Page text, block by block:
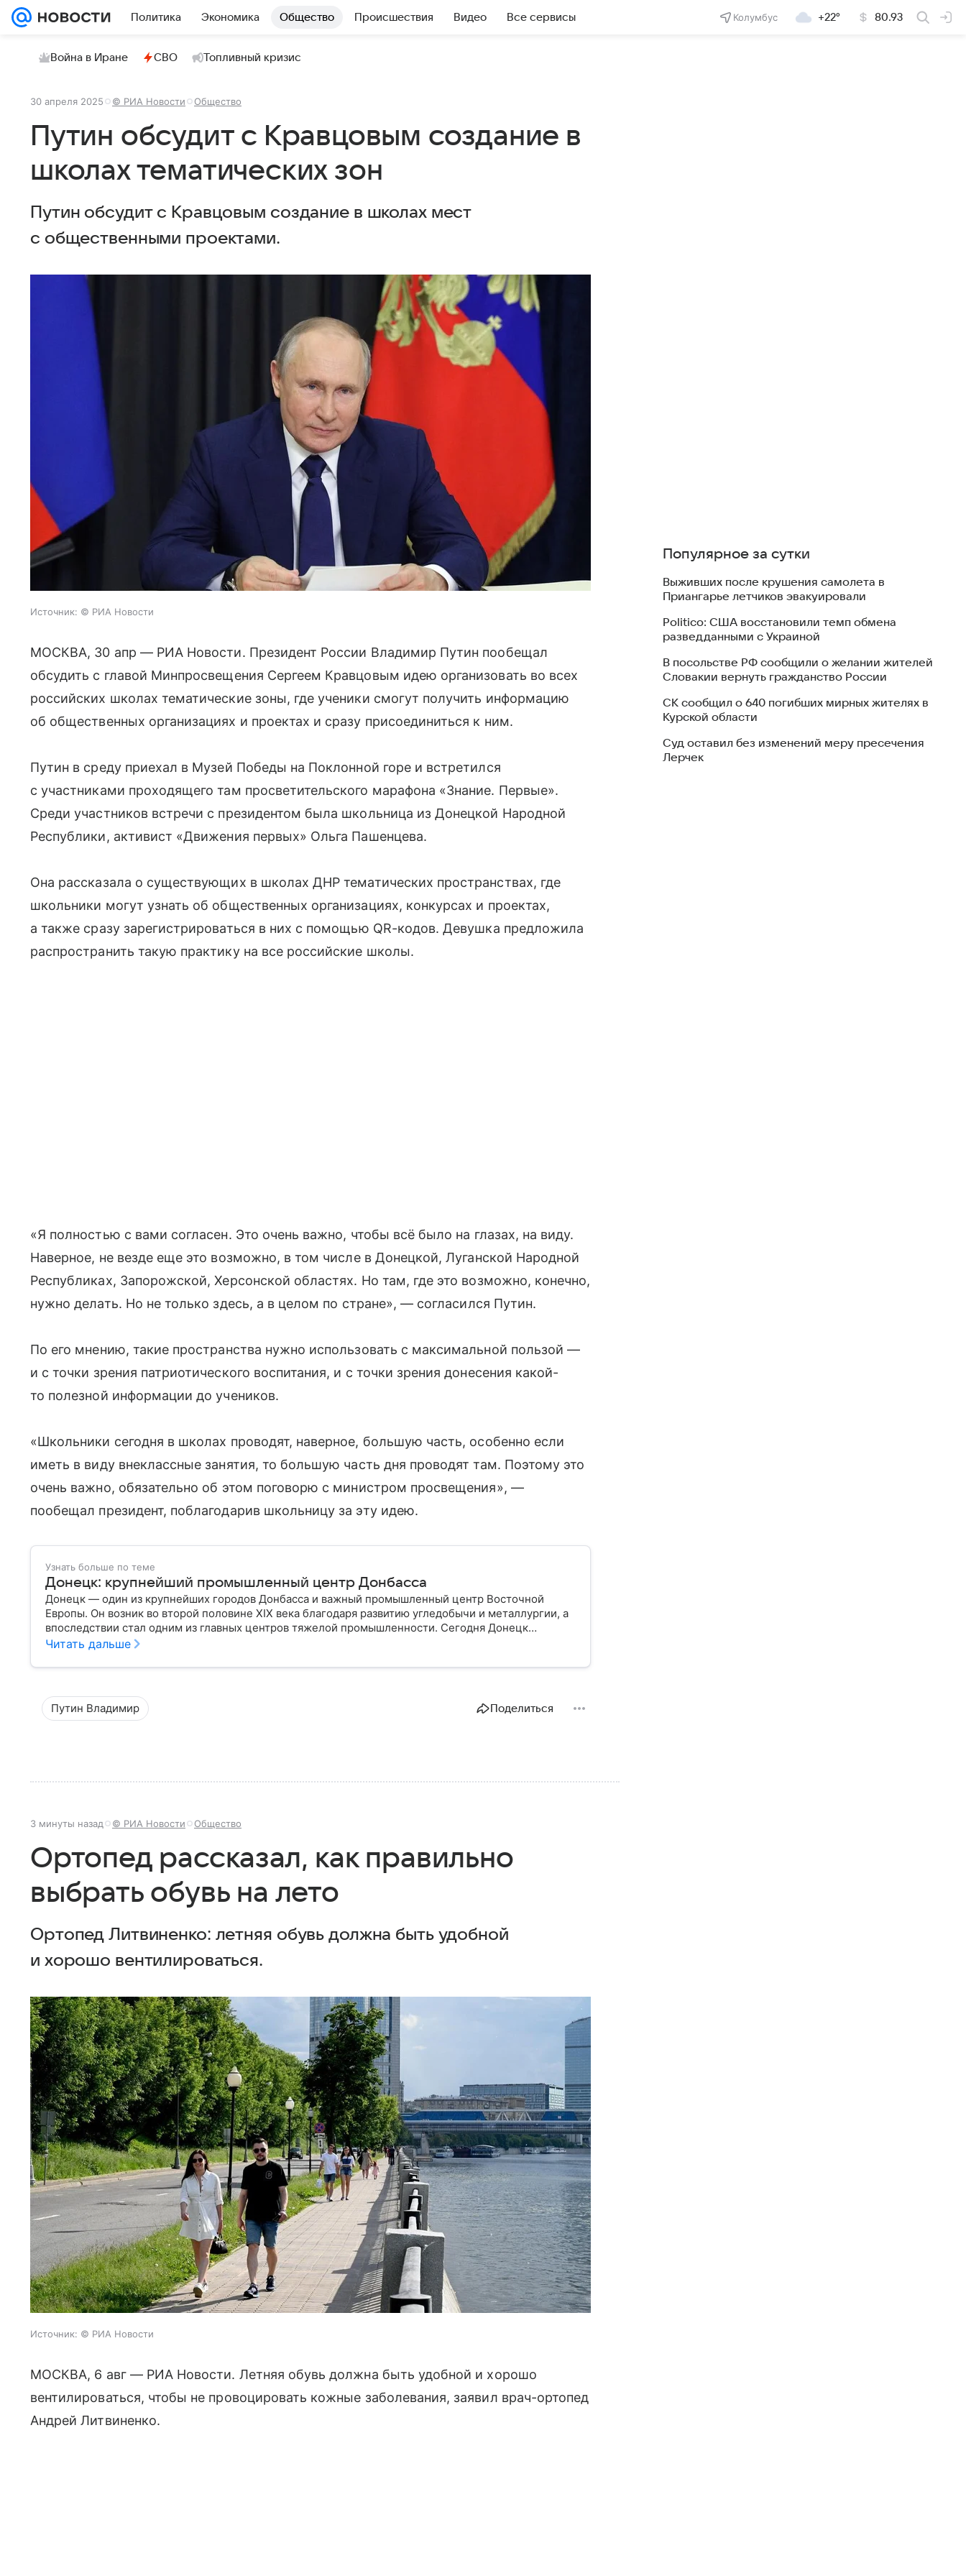
Политика Экономика Общество Происшествия Видео Все сервисы Колумбус +22° 80.93
Война в Иране СВО Топливный кризис
30 апреля 2025 © РИА Новости Общество
Путин обсудит с Кравцовым создание в
школах тематических зон
Путин обсудит с Кравцовым создание в школах мест
с общественными проектами.
Источник: © РИА Новости
МОСКВА, 30 апр — РИА Новости. Президент России Владимир Путин пообещал
обсудить с главой Минпросвещения Сергеем Кравцовым идею организовать во всех
российских школах тематические зоны, где ученики смогут получить информацию
об общественных организациях и проектах и сразу присоединиться к ним.
Путин в среду приехал в Музей Победы на Поклонной горе и встретился
с участниками проходящего там просветительского марафона «Знание. Первые».
Среди участников встречи с президентом была школьница из Донецкой Народной
Республики, активист «Движения первых» Ольга Пашенцева.
Она рассказала о существующих в школах ДНР тематических пространствах, где
школьники могут узнать об общественных организациях, конкурсах и проектах,
а также сразу зарегистрироваться в них с помощью QR-кодов. Девушка предложила
распространить такую практику на все российские школы.
«Я полностью с вами согласен. Это очень важно, чтобы всё было на глазах, на виду.
Наверное, не везде еще это возможно, в том числе в Донецкой, Луганской Народной
Республиках, Запорожской, Херсонской областях. Но там, где это возможно, конечно,
нужно делать. Но не только здесь, а в целом по стране», — согласился Путин.
По его мнению, такие пространства нужно использовать с максимальной пользой —
и с точки зрения патриотического воспитания, и с точки зрения донесения какой-
то полезной информации до учеников.
«Школьники сегодня в школах проводят, наверное, большую часть, особенно если
иметь в виду внеклассные занятия, то большую часть дня проводят там. Поэтому это
очень важно, обязательно об этом поговорю с министром просвещения», —
пообещал президент, поблагодарив школьницу за эту идею.
Узнать больше по теме
Донецк: крупнейший промышленный центр Донбасса
Донецк — один из крупнейших городов Донбасса и важный промышленный центр Восточной
Европы. Он возник во второй половине XIX века благодаря развитию угледобычи и металлургии, а
впоследствии стал одним из главных центров тяжелой промышленности. Сегодня Донецк
остается одним из самых известных городов региона: собрали о нем главное.
Читать дальше
Путин Владимир Поделиться
3 минуты назад © РИА Новости Общество
Ортопед рассказал, как правильно
выбрать обувь на лето
Ортопед Литвиненко: летняя обувь должна быть удобной
и хорошо вентилироваться.
Источник: © РИА Новости
МОСКВА, 6 авг — РИА Новости. Летняя обувь должна быть удобной и хорошо
вентилироваться, чтобы не провоцировать кожные заболевания, заявил врач-ортопед
Андрей Литвиненко.
Популярное за сутки
Выживших после крушения самолета в
Приангарье летчиков эвакуировали
Politico: США восстановили темп обмена
разведданными с Украиной
В посольстве РФ сообщили о желании жителей
Словакии вернуть гражданство России
СК сообщил о 640 погибших мирных жителях в
Курской области
Суд оставил без изменений меру пресечения
Лерчек